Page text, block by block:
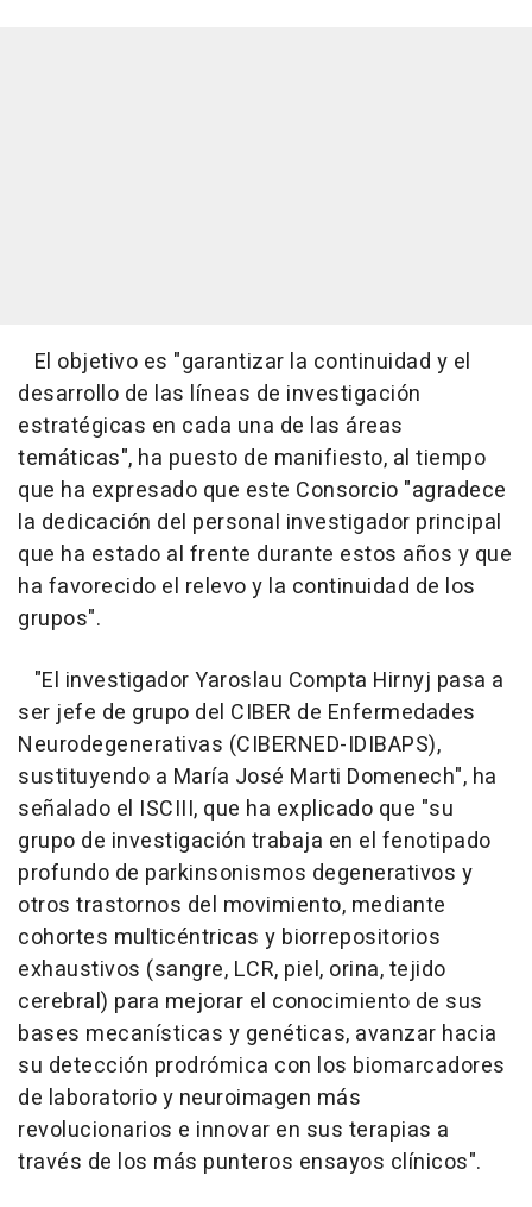
El objetivo es "garantizar la continuidad y el
desarrollo de las líneas de investigación
estratégicas en cada una de las áreas
temáticas", ha puesto de manifiesto, al tiempo
que ha expresado que este Consorcio "agradece
la dedicación del personal investigador principal
que ha estado al frente durante estos años y que
ha favorecido el relevo y la continuidad de los
grupos".
"El investigador Yaroslau Compta Hirnyj pasa a
ser jefe de grupo del CIBER de Enfermedades
Neurodegenerativas (CIBERNED-IDIBAPS),
sustituyendo a María José Marti Domenech", ha
señalado el ISCIII, que ha explicado que "su
grupo de investigación trabaja en el fenotipado
profundo de parkinsonismos degenerativos y
otros trastornos del movimiento, mediante
cohortes multicéntricas y biorrepositorios
exhaustivos (sangre, LCR, piel, orina, tejido
cerebral) para mejorar el conocimiento de sus
bases mecanísticas y genéticas, avanzar hacia
su detección prodrómica con los biomarcadores
de laboratorio y neuroimagen más
revolucionarios e innovar en sus terapias a
través de los más punteros ensayos clínicos".